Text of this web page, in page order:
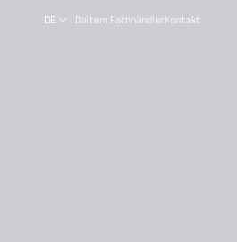
DE Daitem FachhändlerKontakt